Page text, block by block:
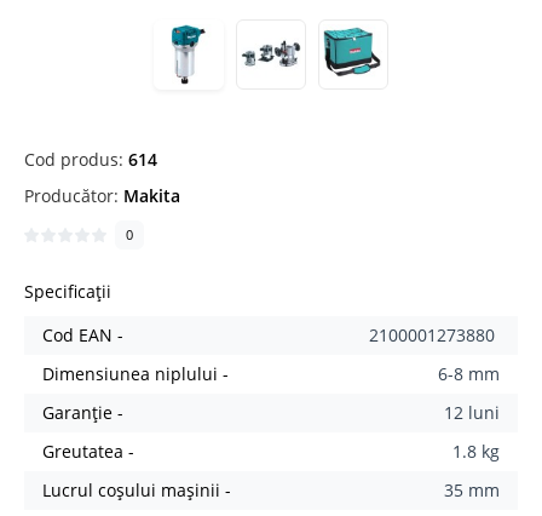
Cod produs: 614
Producător: Makita
0
Specificații
Cod EAN -
2100001273880
Dimensiunea niplului -
6-8 mm
Garanție -
12 luni
Greutatea -
1.8 kg
Lucrul coșului mașinii -
35 mm